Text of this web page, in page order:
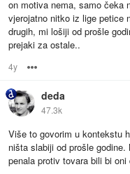
on motiva nema, samo čeka
vjerojatno nitko iz lige petice
drugih, mi lošiji od prošle
prejaki za ostale..
4y
deda
47.3k
Više to govorim u kontekstu
ništa slabiji od prošle
penala protiv tovara bili bi oni